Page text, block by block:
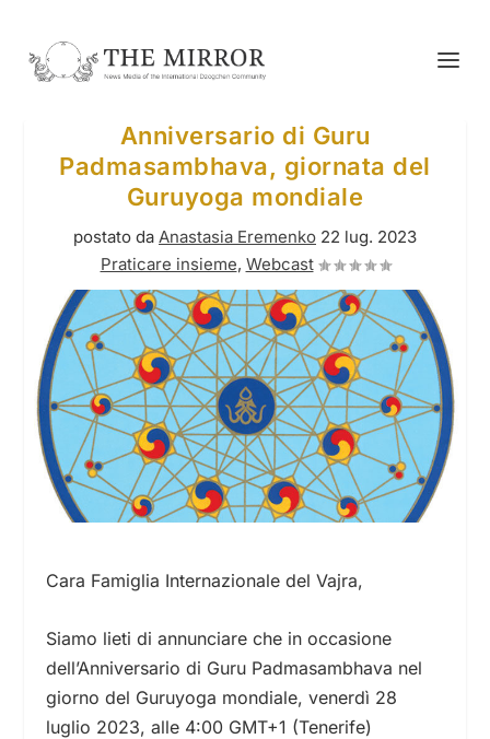
Anniversario di Guru
Padmasambhava, giornata del
Guruyoga mondiale
postato da Anastasia Eremenko 22 lug. 2023
Praticare insieme, Webcast
Cara Famiglia Internazionale del Vajra,
Siamo lieti di annunciare che in occasione
dell’Anniversario di Guru Padmasambhava nel
giorno del Guruyoga mondiale, venerdì 28
luglio 2023, alle 4:00 GMT+1 (Tenerife)